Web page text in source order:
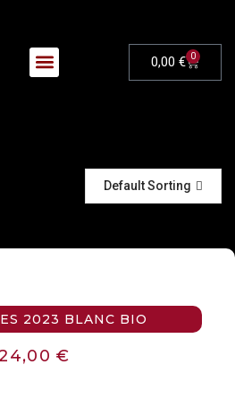
0,00 € 0
Default Sorting
2023 BLANC BIO
€